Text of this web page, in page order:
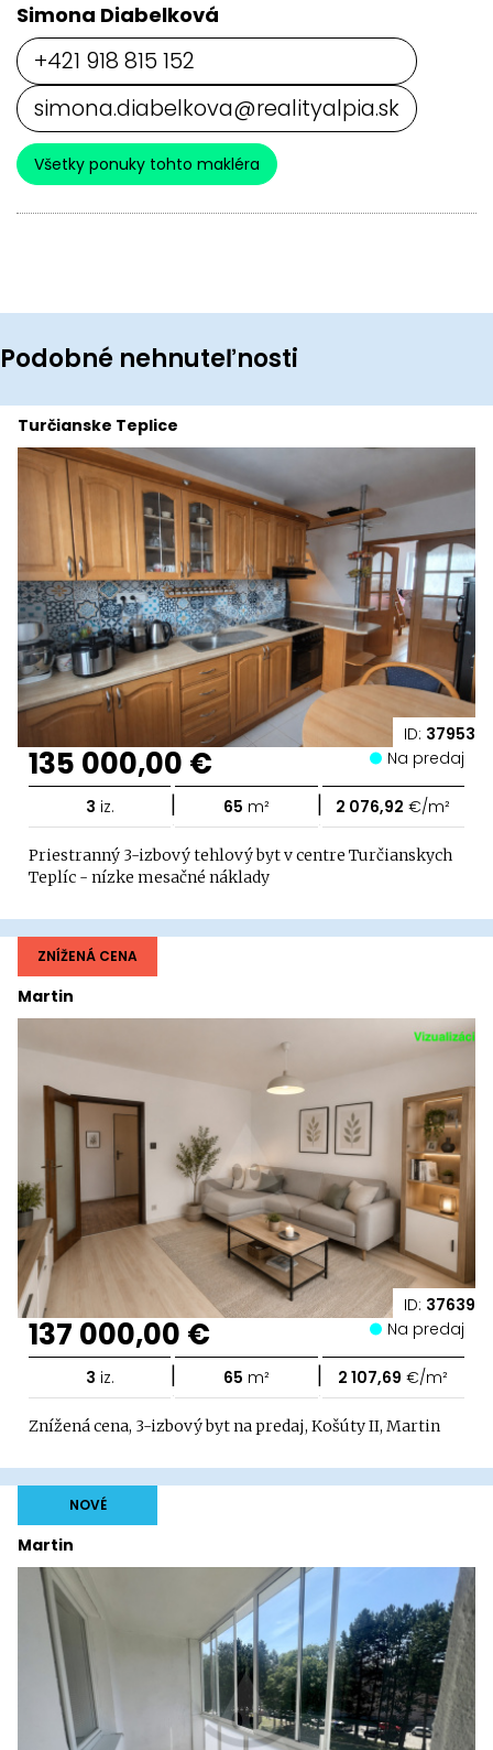
Simona Diabelková
+421 918 815 152
simona.diabelkova@realityalpia.sk
Všetky ponuky tohto makléra
Podobné nehnuteľnosti
ID: 37953
Turčianske Teplice
135 000,00 € Na predaj
3 iz. | 65 m² | 2 076,92 €/m²
Priestranný 3-izbový tehlový byt v centre Turčianskych
Teplíc - nízke mesačné náklady
ID: 37639
Martin
ZNÍŽENÁ CENA
137 000,00 € Na predaj
3 iz. | 65 m² | 2 107,69 €/m²
Znížená cena, 3-izbový byt na predaj, Košúty II, Martin
Martin
NOVÉ